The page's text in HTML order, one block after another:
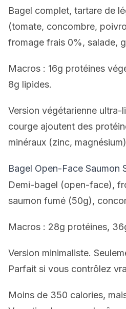
Bagel complet, tartare de
(tomate, concombre,
fromage frais 0%, salade,
Macros : 16g protéines
8g lipides.
Version végétarienne ultra-
courge ajoutent des
minéraux (zinc,
Bagel Open-Face Saumon
Demi-bagel (open-face),
saumon fumé (50g),
Macros : 28g protéines,
Version minimaliste.
Parfait si vous contrôlez
Moins de 350 calories,